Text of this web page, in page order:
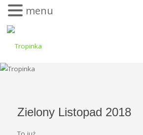
Zielony Listopad 2018
menu